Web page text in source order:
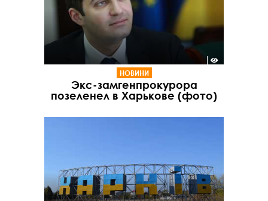
НОВИНИ
Экс-замгенпрокурора
позеленел в Харькове (фото)